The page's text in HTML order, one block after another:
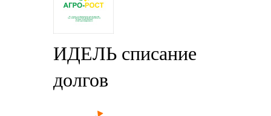
ИДЕЛЬ списание
долгов